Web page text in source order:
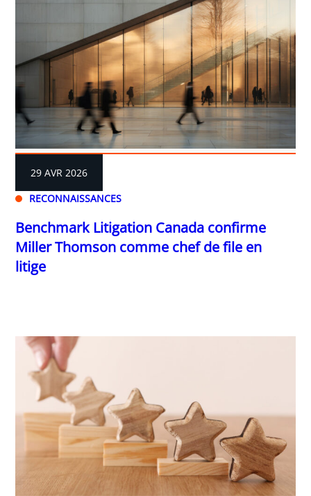
RECONNAISSANCES
29 AVR 2026
Benchmark Litigation Canada confirme
Miller Thomson comme chef de file en
litige